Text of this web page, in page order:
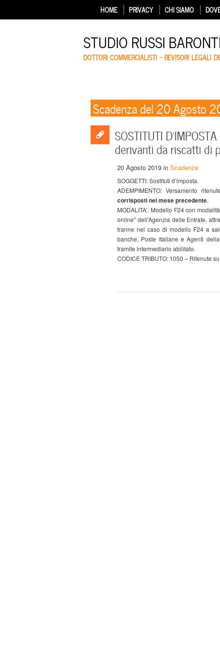
HOME PRIVACY CHI SIAMO
STUDIO RUSSI
DOTTORI COMMERCIALISTI – REVISORI LEGALI
Scadenza del 20 Agosto
SOSTITUTI
derivanti da riscatti di
20 Agosto 2019 in Scadenze
SOGGETTI: Sostituti d’imposta.
ADEMPIMENTO: Versamento
corrisposti nel mese precedente.
MODALITA’: Modello F24 con
online" dell'Agenzia delle Entrate,
tranne nel caso di modello F24 a
banche, Poste Italiane e Agenti
tramite intermediario abilitato.
CODICE TRIBUTO: 1050 – Ritenute